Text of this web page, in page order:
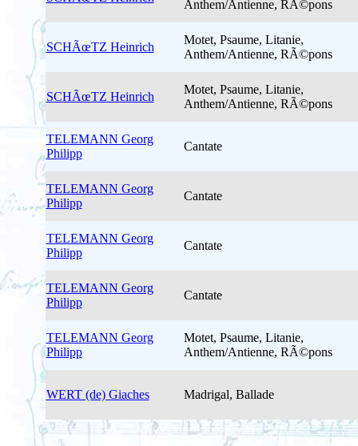
Anthem/Antienne, RÃ©pons
SCHÃœTZ Heinrich
Motet, Psaume, Litanie,
Anthem/Antienne, RÃ©pons
SCHÃœTZ Heinrich
Motet, Psaume, Litanie,
Anthem/Antienne, RÃ©pons
TELEMANN Georg
Philipp
Cantate
TELEMANN Georg
Philipp
Cantate
TELEMANN Georg
Philipp
Cantate
TELEMANN Georg
Philipp
Cantate
TELEMANN Georg
Philipp
Motet, Psaume, Litanie,
Anthem/Antienne, RÃ©pons
WERT (de) Giaches Madrigal, Ballade